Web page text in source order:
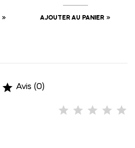
AJOUTER AU PANIER
 Avis (0)